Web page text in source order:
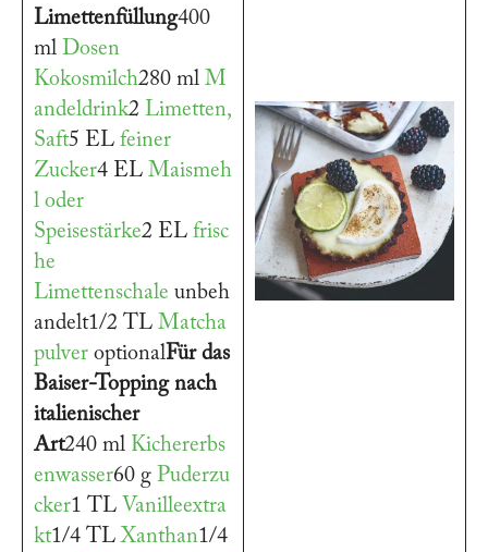
Limettenfüllung400
ml Dosen
Kokosmilch280 ml M
andeldrink2 Limetten,
Saft5 EL feiner
Zucker4 EL Maismeh
l oder
Speisestärke2 EL frisc
he
Limettenschale unbeh
andelt1/2 TL Matcha
pulver optionalFür das
Baiser-Topping nach
italienischer
Art240 ml Kichererbs
enwasser60 g Puderzu
cker1 TL Vanilleextra
kt1/4 TLXanthan1/4